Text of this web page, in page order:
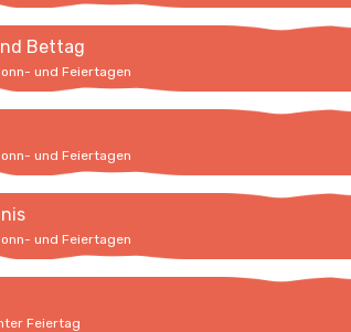
Bettag
und Feiertagen
und Feiertagen
und Feiertagen
Feiertag